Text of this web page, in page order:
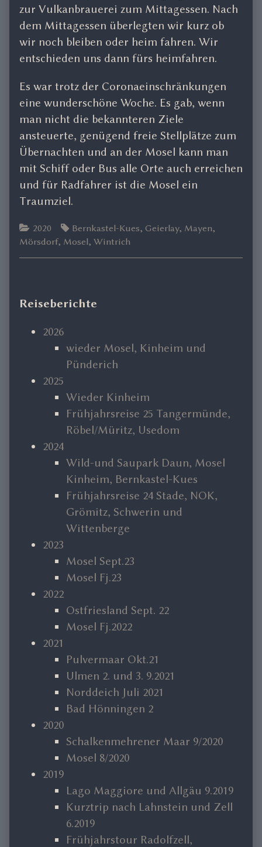
zur Vulkanbrauerei zum Mittagessen. Nach
dem Mittagessen überlegten wir kurz ob
wir noch bleiben oder heim fahren. Wir
entschieden uns dann fürs heimfahren.
Es war trotz der Coronaeinschränkungen
eine wunderschöne Woche. Es gab, wenn
man nicht die bekannteren Ziele
ansteuerte, genügend freie Stellplätze zum
Übernachten und an der Mosel kann man
mit Schiff oder Bus alle Orte auch erreichen
und für Radfahrer ist die Mosel ein
Traumziel.
Categories
2020 Tags
Bernkastel-Kues, Geierlay, Mayen,
Mörsdorf, Mosel, Wintrich
Primary
Sidebar
Reiseberichte
2026
wieder Mosel, Kinheim und
Pünderich
2025
Wieder Kinheim
Frühjahrsreise 25 Tangermünde,
Röbel/Müritz, Usedom
2024
Wild-und Saupark Daun, Mosel
Kinheim, Bernkastel-Kues
Frühjahrsreise 24 Stade, NOK,
Grömitz, Schwerin und
Wittenberge
2023
Mosel Sept.23
Mosel Fj.23
2022
Ostfriesland Sept. 22
Mosel Fj.2022
2021
Pulvermaar Okt.21
Ulmen 2. und 3. 9.2021
Norddeich Juli 2021
Bad Hönningen 2
2020
Schalkenmehrener Maar 9/2020
Mosel 8/2020
2019
Lago Maggiore und Allgäu 9.2019
Kurztrip nach Lahnstein und Zell
6.2019
Frühjahrstour Radolfzell,